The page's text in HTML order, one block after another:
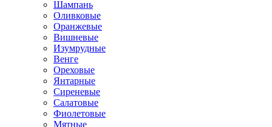
Шампань
Оливковые
Оранжевые
Вишневые
Изумрудные
Венге
Ореховые
Янтарные
Сиреневые
Салатовые
Фиолетовые
Мятные